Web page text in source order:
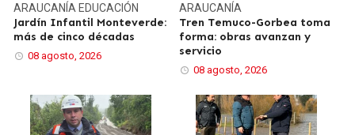
ARAUCANÍA EDUCACIÓN
Jardín Infantil Monteverde:
más de cinco décadas
08 agosto, 2026
ARAUCANÍA
Tren Temuco-Gorbea toma
forma: obras avanzan y
servicio
08 agosto, 2026